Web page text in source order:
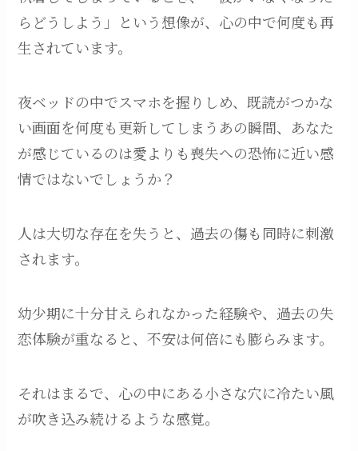
らどうしよう」という想像が、心の中で何度も再
生されています。
夜ベッドの中でスマホを握りしめ、既読がつかな
い画面を何度も更新してしまうあの瞬間、あなた
が感じているのは愛よりも喪失への恐怖に近い感
情ではないでしょうか？
人は大切な存在を失うと、過去の傷も同時に刺激
されます。
幼少期に十分甘えられなかった経験や、過去の失
恋体験が重なると、不安は何倍にも膨らみます。
それはまるで、心の中にある小さな穴に冷たい風
が吹き込み続けるような感覚。